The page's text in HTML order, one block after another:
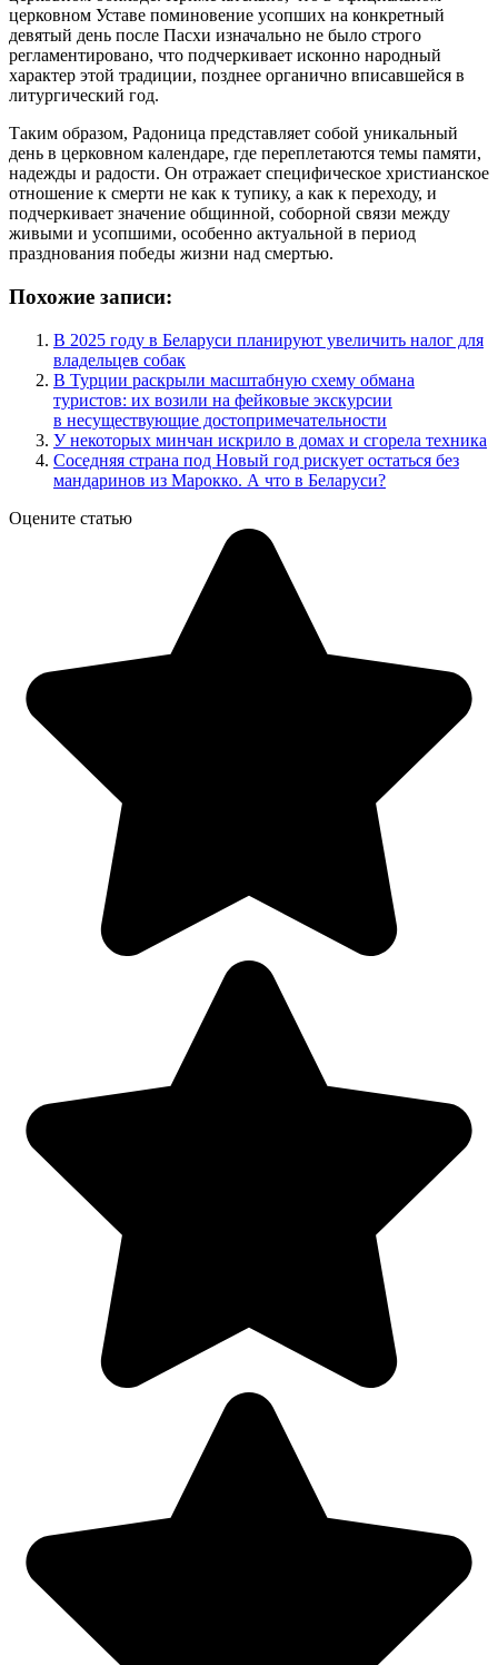
церковном Уставе поминовение усопших на конкретный
девятый день после Пасхи изначально не было строго
регламентировано, что подчеркивает исконно народный
характер этой традиции, позднее органично вписавшейся в
литургический год.
Таким образом, Радоница представляет собой уникальный
день в церковном календаре, где переплетаются темы памяти,
надежды и радости. Он отражает специфическое христианское
отношение к смерти не как к тупику, а как к переходу, и
подчеркивает значение общинной, соборной связи между
живыми и усопшими, особенно актуальной в период
празднования победы жизни над смертью.
Похожие записи:
В 2025 году в Беларуси планируют увеличить налог для
владельцев собак
В Турции раскрыли масштабную схему обмана
туристов: их возили на фейковые экскурсии
в несуществующие достопримечательности
У некоторых минчан искрило в домах и сгорела техника
Соседняя страна под Новый год рискует остаться без
мандаринов из Марокко. А что в Беларуси?
Оцените статью